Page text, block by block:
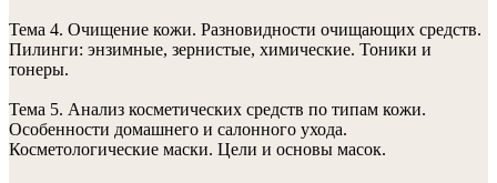
Тема 4. Очищение кожи. Разновидности очищающих средств.
Пилинги: энзимные, зернистые, химические. Тоники и
тонеры.
Тема 5. Анализ косметических средств по типам кожи.
Особенности домашнего и салонного ухода.
Косметологические маски. Цели и основы масок.